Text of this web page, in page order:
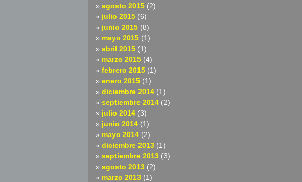
agosto 2015 (2)
julio 2015 (6)
junio 2015 (8)
mayo 2015 (1)
abril 2015 (1)
marzo 2015 (4)
febrero 2015 (1)
enero 2015 (1)
diciembre 2014 (1)
septiembre 2014 (2)
julio 2014 (3)
junio 2014 (1)
mayo 2014 (2)
diciembre 2013 (1)
septiembre 2013 (3)
agosto 2013 (2)
marzo 2013 (1)